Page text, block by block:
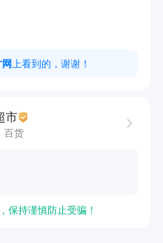
上看到的，谢谢！
市
百货
保持谨慎防止受骗！